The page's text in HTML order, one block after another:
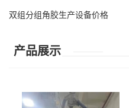
双组分组角胶生产设备价格
产品展示